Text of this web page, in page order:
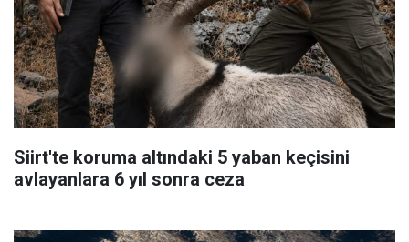
Siirt'te koruma altındaki 5 yaban keçisini
avlayanlara 6 yıl sonra ceza